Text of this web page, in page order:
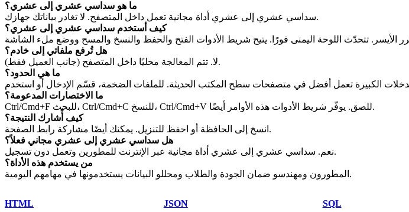
ما هو سداسي عشري إلى عشري؟
سداسي عشري إلى عشري أداة مجانية تعمل داخل المتصفح. لا تغادر بياناتك جهازك.
كيف أستخدم سداسي عشري إلى عشري؟
هل تُرفع ملفاتي إلى خادم؟
لا. تتم المعالجة محليًا داخل المتصفح (جانب العميل فقط).
ما هي الحدود؟
ما الاختصارات المدعومة؟
Ctrl/Cmd+F للبحث، Ctrl/Cmd+C للنسخ، Ctrl/Cmd+V للصق. يوفّر شريط الأدوات هذه الأوامر أيضًا.
كيف أُشارك النتيجة؟
انسخ إلى الحافظة أو احفظ للتنزيل. يمكنك أيضًا مشاركة رابط الصفحة.
هل سداسي عشري إلى عشري مجاني فعلاً؟
نعم. سداسي عشري إلى عشري أداة مجانية عبر الإنترنت للمطورين وتعمل دون تسجيل.
من يستخدم هذه الأداة؟
المطورون ومهندسو ضمان الجودة والطلاب ومحللو البيانات يستخدمونها في مهامهم اليومية.
HTML
JSON
SQL